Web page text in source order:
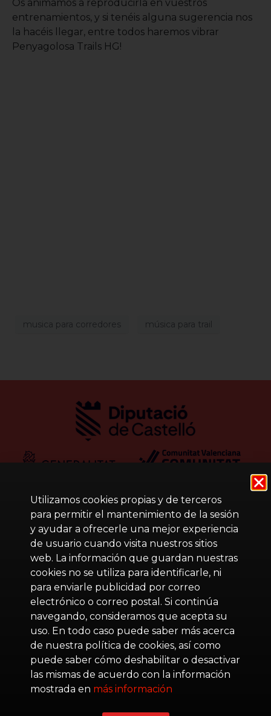
Os animamos a reproducirla en vuestros
entrenamientos, y si tenéis alguna sugerencia nos
la hacéis llegar, entre todos haremos vibrar
Penyagolosa Trails HG!
musica para corredores música para trail
Utilizamos cookies propias y de terceros
para permitir el mantenimiento de la sesión
y ayudar a ofrecerle una mejor experiencia
de usuario cuando visita nuestros sitios
web. La información que guardan nuestras
cookies no se utiliza para identificarle, ni
para enviarle publicidad por correo
electrónico o correo postal. Si continúa
navegando, consideramos que acepta su
uso. En todo caso puede saber más acerca
de nuestra política de cookies, así como
puede saber cómo deshabilitar o desactivar
las mismas de acuerdo con la información
mostrada en más información